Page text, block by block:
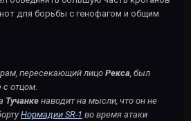
для борьбы с генофагом и общим
пересекающий лицо Рекса , был
с отцом.
Тучанке наводит на мысли, что он не
Нормадии SR-1 во время атаки